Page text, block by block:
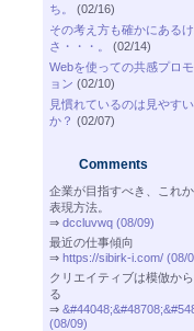
ち。
(02/16)
その考え方も確かにある
さ・・・。
(02/14)
Webを使っての共感プロ
ョン (02/10)
見慣れているのは見やす
か？ (02/07)
Comments
企業が目指すべき、これ
表現方法。
⇒ dccluvwq (08/09)
最近の仕事傾向
⇒ https://sibirk-i.com/ (08/
クリエイティブは模倣から
る
⇒
(08/09)